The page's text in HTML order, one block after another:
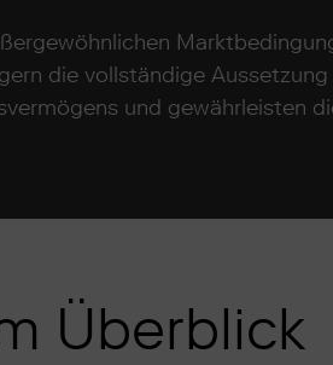
die vollständige
und gewährleisten
Überblick